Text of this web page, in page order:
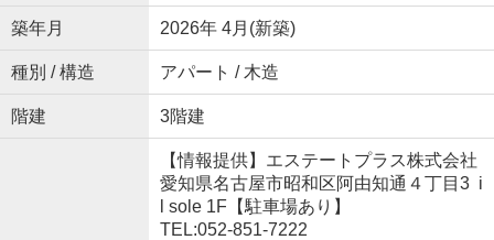
築年月 2026年 4月(新築)
種別 / 構造 アパート / 木造
階建 3階建
【情報提供】エステートプラス株式会社
愛知県名古屋市昭和区阿由知通４丁目3 i
l sole 1F【駐車場あり】
TEL:052-851-7222